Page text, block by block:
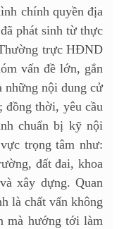
chính quyền địa
phát sinh từ thực
trực HĐND
vấn đề lớn, gắn
những nội dung cử
đồng thời, yêu cầu
chuẩn bị kỹ nội
trọng tâm như:
đất đai, khoa
xây dựng. Quan
là chất vấn không
mà hướng tới làm